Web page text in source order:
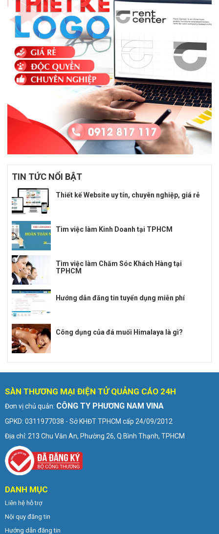
TIN TỨC NỔI BẬT
Thiết kế Website uy tín, chuyên nghiệp, giá rẻ
Tìm việc làm Kinh Doanh tại TPHCM
Tìm việc làm Chăm Sóc Khách Hàng tại
TPHCM
Hướng dẫn đăng tin tuyển dụng miễn phí
Công dụng của đá muối Himalaya là gì?
SÀN THƯƠNG MẠI ĐIỆN TỬ QUẢNG CÁO 24H
Đơn vị chủ quản: CÔNG TY PHƯƠNG NAM VINA
GPKD: 0311977038 - Sở KHĐT TPHCM cấp 24/09/2012
Địa chỉ: 213 Chu Văn An, Phường 26, Q.Bình Thạnh, TPHCM
DANH MỤC
Liên hệ hỗ trợ
Nội quy đăng tin
Hướng dẫn đăng tin